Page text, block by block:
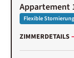
Appartement
Flexible
ZIMMERDETAILS